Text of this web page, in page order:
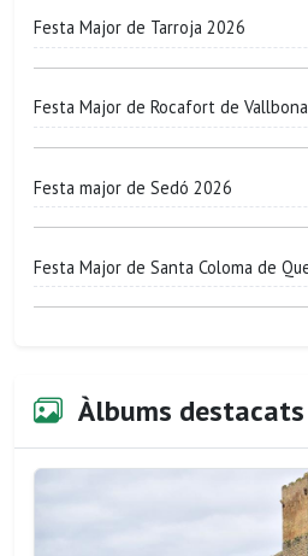
Festa Major de Tarroja 2026
Festa Major de Rocafort de
Festa major de Sedó 2026
Festa Major de Santa Coloma de
Àlbums destacats